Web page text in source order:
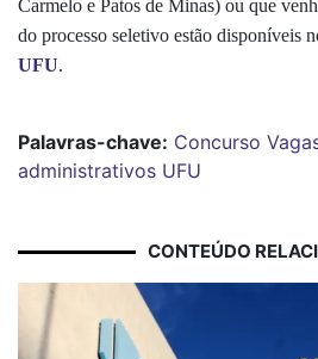
Carmelo e Patos de Minas) ou que
do processo seletivo estão disponíveis
UFU.
Palavras-chave: Concurso
administrativos UFU
CONTEÚDO